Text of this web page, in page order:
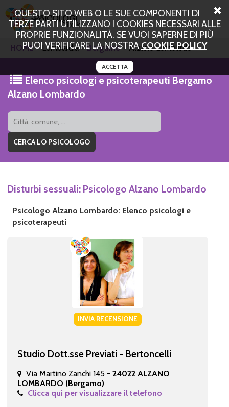
QUESTO SITO WEB O LE SUE COMPONENTI DI
TERZE PARTI UTILIZZANO I COOKIES NECESSARI ALLE
PROPRIE FUNZIONALITÀ. SE VUOI SAPERNE DI PIÙ
PUOI VERIFICARE LA NOSTRACOOKIE POLICY
ACCETTA
HOME Lombardia Bergamo Alzano Lombardo
Elenco psicologi e psicoterapeuti Bergamo
Alzano Lombardo
Disturbi sessuali: Psicologo Alzano Lombardo
Psicologo Alzano Lombardo: Elenco psicologi e
psicoterapeuti
INVIA RECENSIONE
Studio Dott.sse Previati - Bertoncelli
Via Martino Zanchi 145 - 24022 ALZANO
LOMBARDO (Bergamo)
Clicca qui per visualizzare il telefono